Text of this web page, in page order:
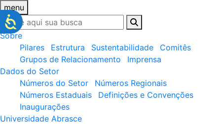
menu
Sobre
Pilares
Estrutura Sustentabilidade
Comitês
Grupos de Relacionamento
Imprensa
Dados do Setor
Números do Setor
Números Regionais
Números Estaduais
Definições e Convenções
Inaugurações
Universidade Abrasce